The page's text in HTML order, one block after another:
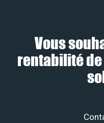
Vous
rentabilité